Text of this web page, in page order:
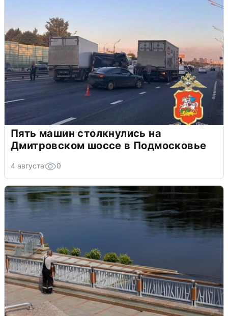
Пять машин столкнулись на
Дмитровском шоссе в Подмосковье
4 августа 0